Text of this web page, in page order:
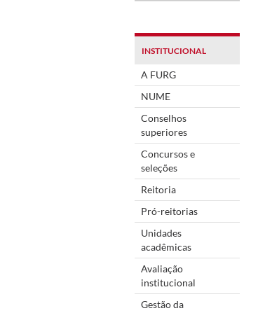
INSTITUCIONAL
A FURG
NUME
Conselhos
superiores
Concursos e
seleções
Reitoria
Pró-reitorias
Unidades
acadêmicas
Avaliação
institucional
Gestão da